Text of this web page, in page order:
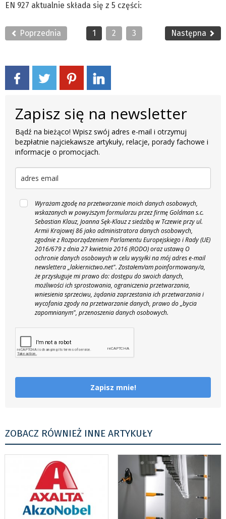
EN 927 aktualnie składa się z 5 części:
Poprzednia 1 2 3 Następna
Zapisz się na newsletter
Bądź na bieżąco! Wpisz swój adres e-mail i otrzymuj
bezpłatnie najciekawsze artykuły, relacje, porady fachowe i
informacje o promocjach.
Wyrażam zgodę na przetwarzanie moich danych osobowych,
wskazanych w powyższym formularzu przez firmę Goldman s.c.
Sebastian Klauz, Joanna Sęk-Klauz z siedzibą w Tczewie przy ul.
Armii Krajowej 86 jako administratora danych osobowych,
zgodnie z Rozporządzeniem Parlamentu Europejskiego i Rady (UE)
2016/679 z dnia 27 kwietnia 2016 (RODO) oraz ustawą O
ochronie danych osobowych w celu wysyłki na mój adres e-mail
newslettera „lakiernictwo.net". Zostałem/am poinformowany/a,
że przysługuje mi prawo do: dostępu do swoich danych,
możliwości ich sprostowania, ograniczenia przetwarzania,
wniesienia sprzeciwu, żądania zaprzestania ich przetwarzania i
wycofania zgody na przetwarzanie danych, prawo do „bycia
zapomnianym", przenoszenia danych osobowych.
Zapisz mnie!
ZOBACZ RÓWNIEŻ INNE ARTYKUŁY